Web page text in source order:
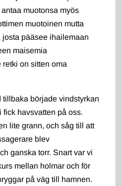
muotonsa myös
muotoinen mutta
pääsee ihailemaan
maisemia
on sitten oma
tillbaka började vindstyrkan
fick havsvatten på oss.
lite grann, och såg till att
blev
ganska torr. Snart var vi
mellan holmar och för
på väg till hamnen.